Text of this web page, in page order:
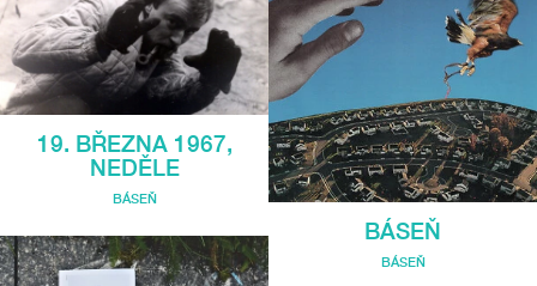
19. BŘEZNA 1967,
NEDĚLE
BÁSEŇ
BÁSEŇ
BÁSEŇ